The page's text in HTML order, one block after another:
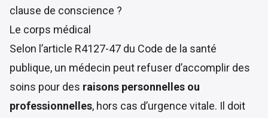
clause de conscience ?
Le corps médical
Selon l’article R4127-47 du Code de la santé
publique, un médecin peut refuser d’accomplir des
soins pour des raisons personnelles ou
professionnelles, hors cas d’urgence vitale. Il doit